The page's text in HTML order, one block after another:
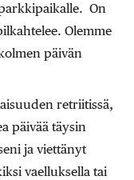
On
Olemme
päivän
retriitissä,
päivää täysin
ja viettänyt
vaelluksella tai